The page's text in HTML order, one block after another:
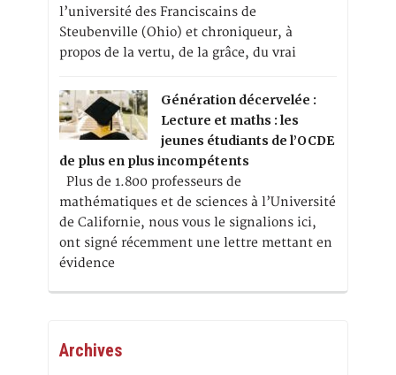
l’université des Franciscains de
Steubenville (Ohio) et chroniqueur, à
propos de la vertu, de la grâce, du vrai
Génération décervelée :
Lecture et maths : les
jeunes étudiants de l’OCDE
de plus en plus incompétents
Plus de 1.800 professeurs de
mathématiques et de sciences à l’Université
de Californie, nous vous le signalions ici,
ont signé récemment une lettre mettant en
évidence
Archives